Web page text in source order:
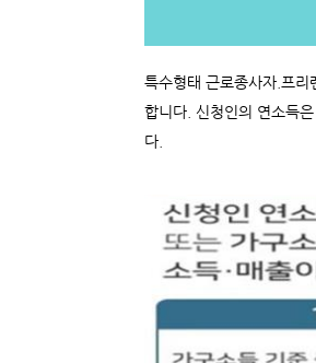
특수형태 근로종사자.프
합니다. 신청인의 연소득
다.